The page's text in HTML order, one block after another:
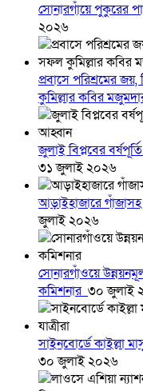
সোনারগাঁয়ে পুকুরের
২০২৬
প্রবাসে পরিশ্রমের
কুমিল্লার কবির
জুলাই বিপ্লবের
৩১ জুলাই ২০২৬
আড়াইহাজারে
জুলাই ২০২৬
সোনারগাঁওয়ে
কমিশনার ৩০ জুলাই
সাইনবোর্ডে কাইল্লা
৩০ জুলাই ২০২৬